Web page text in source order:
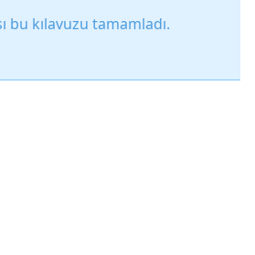
bu kılavuzu tamamladı.